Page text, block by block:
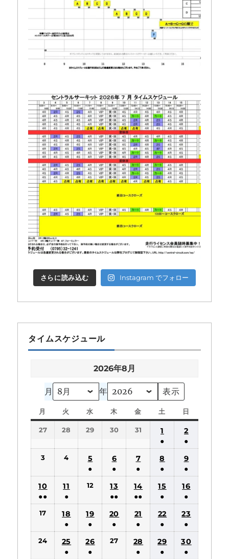
さらに読み込む Instagram でフォロー
タイムスケジュール
2026年8月
月 年
月
曜
日
火
曜
日
水
曜
日
木
曜
日
金
曜
土
曜
日
曜
27 28 29 30 31
1
●
(1
件
の
イ
ベ
ン
ト)
2
●
(1
件
の
イ
ベ
ン
ト)
3 4
5
●
(1
の
イ
ベ
ン
ト)
6
●
(1
件
の
イ
ベ
ン
7
●
(1
件
の
イ
ベ
ン
ト)
8
●
(1
件
の
イ
ベ
ン
ト)
9
●
(1
件
の
イ
ベ
ン
ト)
10
●●
(2
の
イ
11
●
(1
件
の
イ
ベ
12
13
●●
(2
件
の
イ
14
●●
(2
件
の
イ
ベ
15
●
(1
件
の
イ
ベ
16
●
(1
件
の
イ
ベ
17
18
●
(1
件
19
●
(1
件
20
●
(1
21
●
(1
件
22
●
(1
件
23
●
(1
件
24
25
●
26
●
27
28
●
29
●
30
●